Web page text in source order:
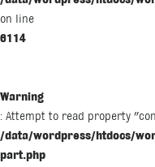
on line
6114
Warning
: Attempt to read property
/data/wordpress/htdocs/
part.php